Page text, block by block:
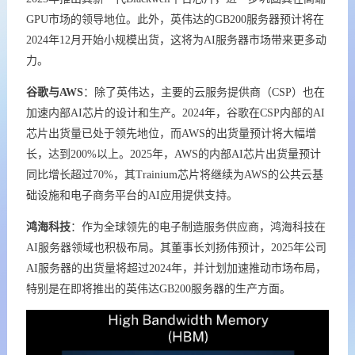
GPU市场的领导地位。此外，英伟达的GB200服务器预计将在
2024年12月开始小规模出货，这将为AI服务器市场带来更多动
力。
谷歌与AWS：除了英伟达，主要的云服务提供商（CSP）也在
加速内部AI芯片的设计和生产。2024年，谷歌在CSP内部的AI
芯片出货量已处于领先地位，而AWS的出货量预计将大幅增
长，达到200%以上。2025年，AWS的内部AI芯片出货量预计
同比增长超过70%，其Trainium芯片将继续为AWS的公共云基
础设施和电子商务平台的AI应用提供支持。
鸿海科技：作为全球领先的电子制造服务供应商，鸿海科技在
AI服务器领域也积极布局。其董事长刘扬伟预计，2025年公司
AI服务器的出货量将超过2024年，并计划加速推动市场布局，
特别是在即将推出的英伟达GB200服务器的生产方面。